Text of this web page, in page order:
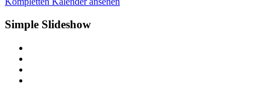
Simple Slideshow